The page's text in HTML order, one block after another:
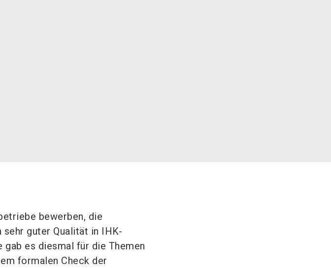
bewerben, die
guter Qualität in IHK-
gab es diesmal für die Themen
formalen Check der